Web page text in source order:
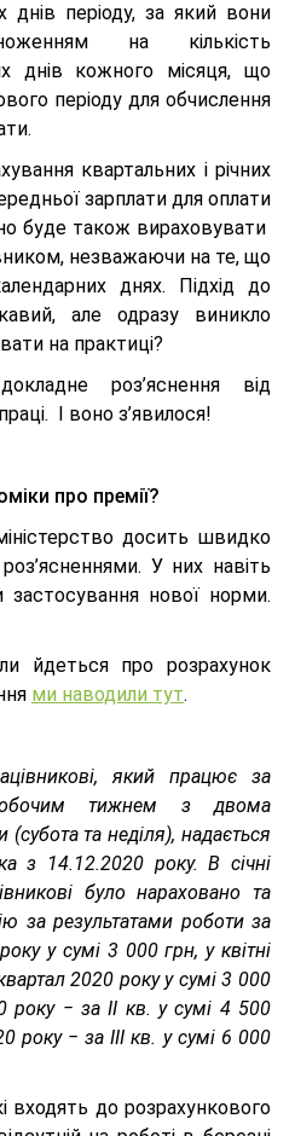
днів періоду, за який вони
на кількість
днів кожного місяця, що
періоду для обчислення
квартальних і річних
зарплати для оплати
буде також вираховувати
незважаючи на те, що
днях. Підхід до
але одразу виникло
на практиці?
роз’яснення від
І воно з’явилося!
про премії?
досить швидко
У них навіть
застосування нової норми.
йдеться про розрахунок
ми наводили тут.
який працює за
тижнем з двома
та неділя), надається
з 14.12.2020 року. В січні
було нараховано та
за результатами роботи за
у сумі 3 000 грн, у квітні
2020 року у сумі 3 000
року ‒ за ІІ кв. у сумі 4 500
року ‒ за ІІІ кв. у сумі 6 000
входять до розрахункового